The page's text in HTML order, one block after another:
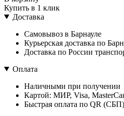
Купить в 1 клик
Доставка
Самовывоз в Барнауле
Курьерская доставка по
Доставка по России
Оплата
Наличными при получении
Картой: МИР, Visa,
Быстрая оплата по QR (СБП)